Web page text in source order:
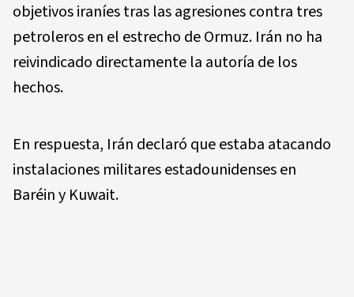
objetivos iraníes tras las agresiones contra tres
petroleros en el estrecho de Ormuz. Irán no ha
reivindicado directamente la autoría de los
hechos.
En respuesta, Irán declaró que estaba atacando
instalaciones militares estadounidenses en
Baréin y Kuwait.